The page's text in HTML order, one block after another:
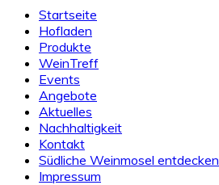
Startseite
Hofladen
Produkte
WeinTreff
Events
Angebote
Aktuelles
Nachhaltigkeit
Kontakt
Südliche Weinmosel entdecken
Impressum